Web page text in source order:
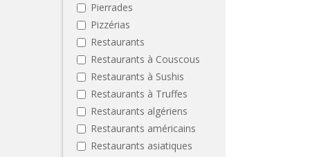
Pierrades
Pizzérias
Restaurants
Restaurants à Couscous
Restaurants à Sushis
Restaurants à Truffes
Restaurants algériens
Restaurants américains
Restaurants asiatiques